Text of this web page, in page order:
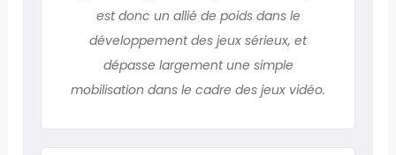
est donc un allié de poids dans le
développement des jeux sérieux, et
dépasse largement une simple
mobilisation dans le cadre des jeux vidéo.